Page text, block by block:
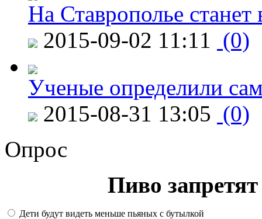
На Ставрополье
2015-09-02 11:11 (0)
Ученые определили
2015-08-31 13:05 (0)
Опрос
Пиво
Дети будут видеть меньше пьяных с бутылкой